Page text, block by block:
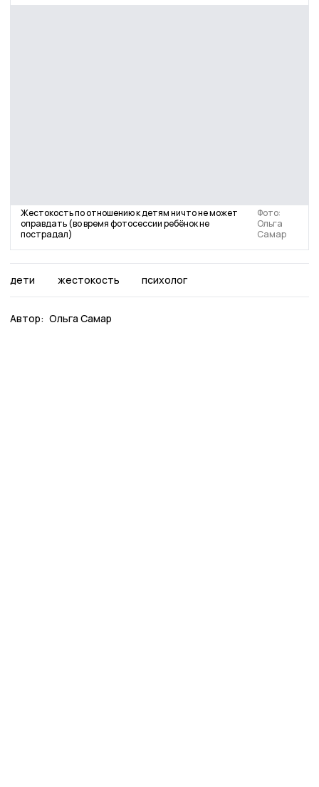
Жестокость по отношению к детям ничто не может
оправдать (во время фотосессии ребёнок не
пострадал)
Фото:
Ольга
Самар
дети жестокость психолог
Автор: Ольга Самар